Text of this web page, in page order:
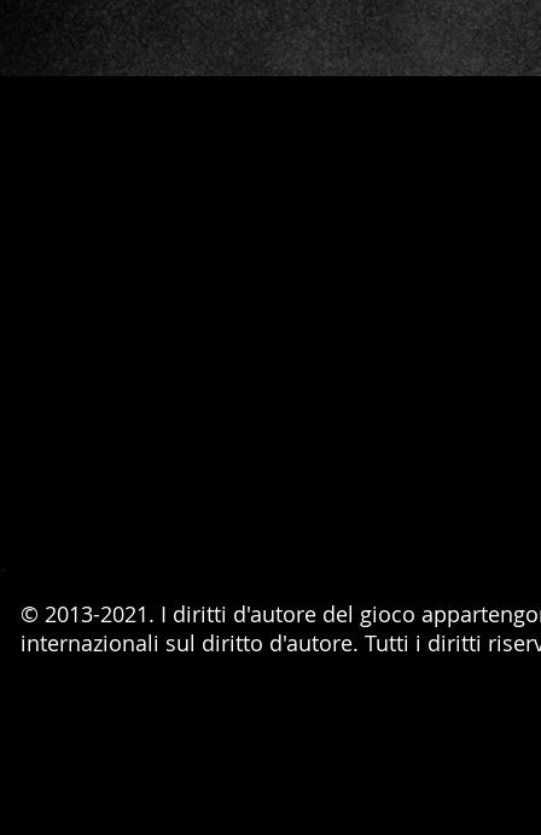
© 2013-2021. I diritti d'autore del gioco
internazionali sul diritto d'autore. Tutti i diritti